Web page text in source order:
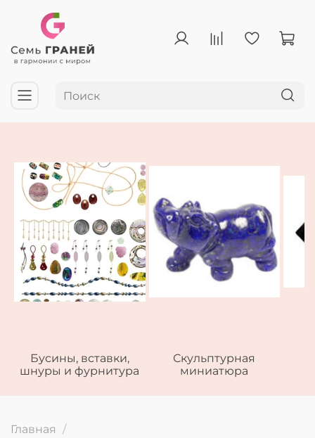
Бусины, вставки,
шнуры и фурнитура
Скульптурная
миниатюра
Главная